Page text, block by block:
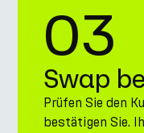
03
Swap
Prüfen Sie den
bestätigen Sie.